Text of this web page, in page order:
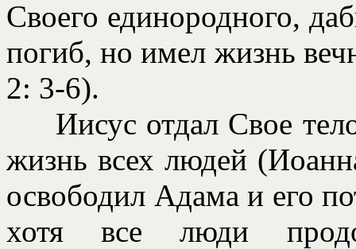
Своего единородного,
погиб, но имел жизнь
2: 3-6).
Иисус отдал Свое
жизнь всех людей
освободил Адама и его
хотя все люди